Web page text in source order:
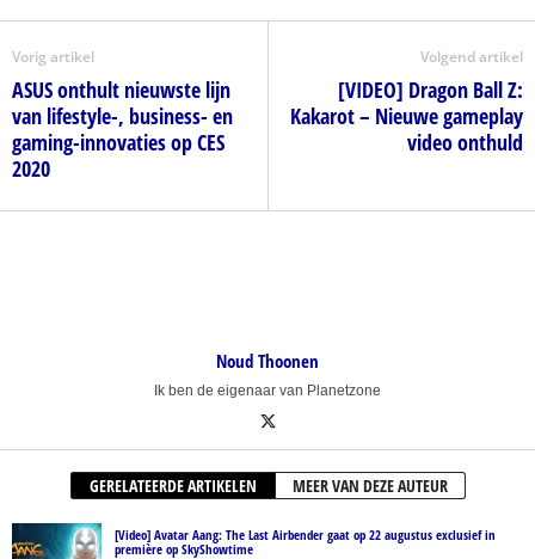
Vorig artikel
ASUS onthult nieuwste lijn
van lifestyle-, business- en
gaming-innovaties op CES
2020
Volgend artikel
[VIDEO] Dragon Ball Z:
Kakarot – Nieuwe gameplay
video onthuld
Noud Thoonen
Ik ben de eigenaar van Planetzone
GERELATEERDE ARTIKELEN MEER VAN DEZE AUTEUR
[Video] Avatar Aang: The Last Airbender gaat op 22 augustus exclusief in
première op SkyShowtime